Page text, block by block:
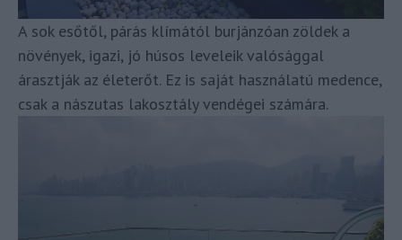
A sok esőtől, párás klímától burjánzóan zöldek a
növények, igazi, jó húsos leveleik valósággal
árasztják az életerőt. Ez is saját használatú medence,
csak a nászutas lakosztály vendégei számára.